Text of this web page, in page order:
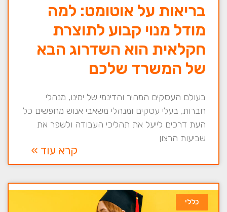
בריאות על אוטומט: למה
מודל מנוי קבוע לתוצרת
חקלאית הוא השדרוג הבא
של המשרד שלכם
בעולם העסקים המהיר והדינמי של ימינו, מנהלי
חברות, בעלי עסקים ומנהלי משאבי אנוש מחפשים כל
העת דרכים לייעל את תהליכי העבודה ולשפר את
שביעות הרצון
קרא עוד »
כללי